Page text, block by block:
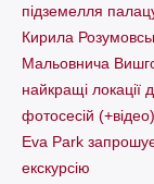
підземелля
Кирила
Мальовнича
найкращі локації
фотосесій (+відео)
Eva Park
екскурсію